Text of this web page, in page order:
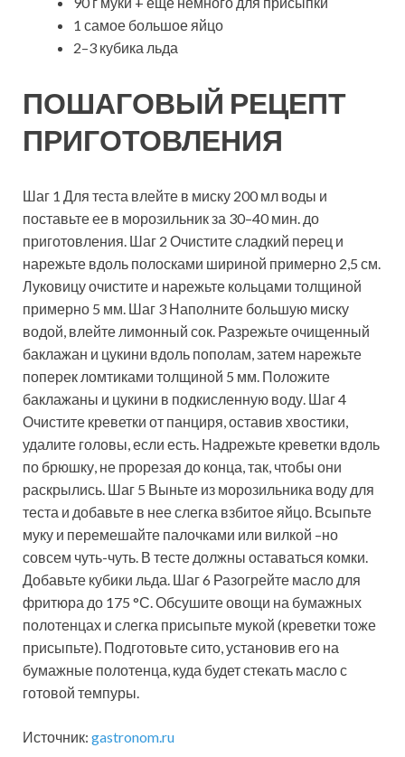
1 самое большое яйцо
2–3 кубика льда
ПОШАГОВЫЙ РЕЦЕПТ
ПРИГОТОВЛЕНИЯ
Шаг 1 Для теста влейте в миску 200 мл воды и
поставьте ее в морозильник за 30–40 мин. до
приготовления. Шаг 2 Очистите сладкий перец и
нарежьте вдоль полосками шириной примерно 2,5 см.
Луковицу очистите и нарежьте кольцами толщиной
примерно 5 мм. Шаг 3 Наполните большую миску
водой, влейте лимонный сок. Разрежьте очищенный
баклажан и цукини вдоль пополам, затем нарежьте
поперек ломтиками толщиной 5 мм. Положите
баклажаны и цукини в подкисленную воду. Шаг 4
Очистите креветки от панциря, оставив хвостики,
удалите головы, если есть. Надрежьте креветки вдоль
по брюшку, не прорезая до конца, так, чтобы они
раскрылись. Шаг 5 Выньте из морозильника воду для
теста и добавьте в нее слегка взбитое яйцо. Всыпьте
муку и перемешайте палочками или вилкой –но
совсем чуть-чуть. В тесте должны оставаться комки.
Добавьте кубики льда. Шаг 6 Разогрейте масло для
фритюра до 175 °С. Обсушите овощи на бумажных
полотенцах и слегка присыпьте мукой (креветки тоже
присыпьте). Подготовьте сито, установив его на
бумажные полотенца, куда будет стекать масло с
готовой темпуры.
Источник: gastronom.ru